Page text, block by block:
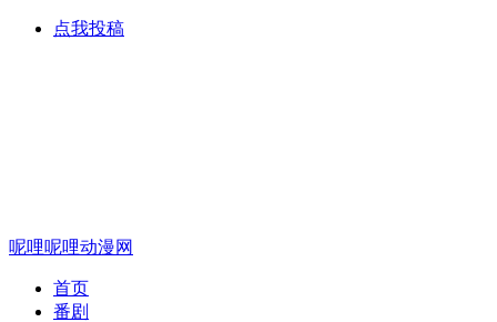
点我投稿
呢哩呢哩动漫网
首页
番剧